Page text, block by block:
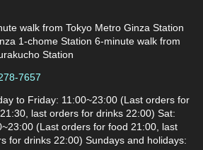
walk from Tokyo Metro Ginza Station
1-chome Station 6-minute walk from
Station
7657
to Friday: 11:00~23:00 (Last orders for
last orders for drinks 22:00) Sat:
(Last orders for food 21:00, last
for drinks 22:00) Sundays and holidays: